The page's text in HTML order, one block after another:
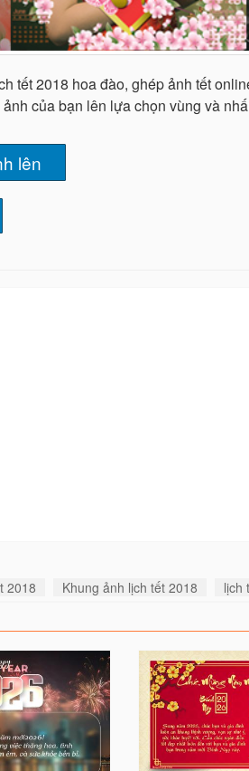
tết 2018 hoa đào, ghép ảnh tết
ảnh của bạn lên lựa chọn vùng và
lên
2018 Khung ảnh lịch tết 2018 lịch